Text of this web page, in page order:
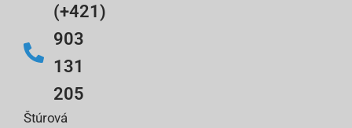
(+421)
903
131
205
Štúrová